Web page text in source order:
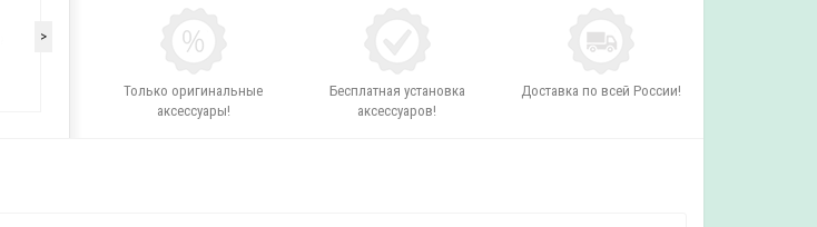
>
Только оригинальные
аксессуары!
Бесплатная установка
аксессуаров!
Доставка по всей России!